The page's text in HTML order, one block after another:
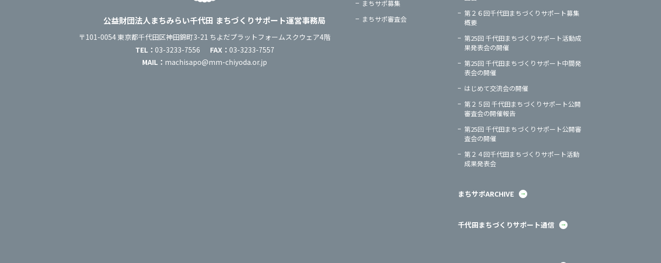
運営：
公益財団法人まちみらい千代田 まちづくりサポート運営事務局
住所：
〒101-0054東京都千代田区神田錦町3-21 ちよだプラットフォームスクウェア4階
TEL： 03-3233-7556 FAX： 03-3233-7557
MAIL： machisapo@mm-chiyoda.or.jp
まちサポ募集
まちサポ審査会
第２６回千代田まちづくりサポート募集
概要
第25回 千代田まちづくりサポート活動成
果発表会の開催
第25回 千代田まちづくりサポート中間発
表会の開催
はじめて交流会の開催
第２５回 千代田まちづくりサポート公開
審査会の開催報告
第25回 千代田まちづくりサポート公開審
査会の開催
第２４回千代田まちづくりサポート活動
成果発表会
まちサポARCHIVE
千代田まちづくりサポート通信